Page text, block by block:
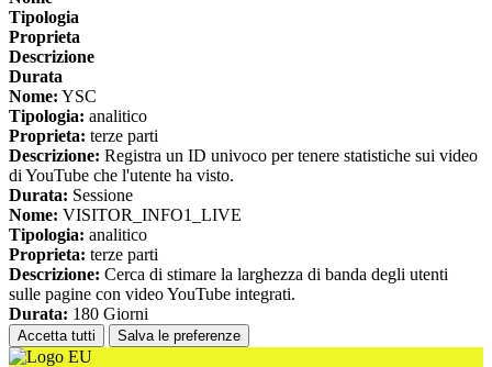
Tipologia
Proprieta
Descrizione
Durata
Nome: YSC
Tipologia: analitico
Proprieta: terze parti
Descrizione: Registra un ID univoco per tenere statistiche sui video
di YouTube che l'utente ha visto.
Durata: Sessione
Nome: VISITOR_INFO1_LIVE
Tipologia: analitico
Proprieta: terze parti
Descrizione: Cerca di stimare la larghezza di banda degli utenti
sulle pagine con video YouTube integrati.
Durata: 180 Giorni
Accetta tutti Salva le preferenze